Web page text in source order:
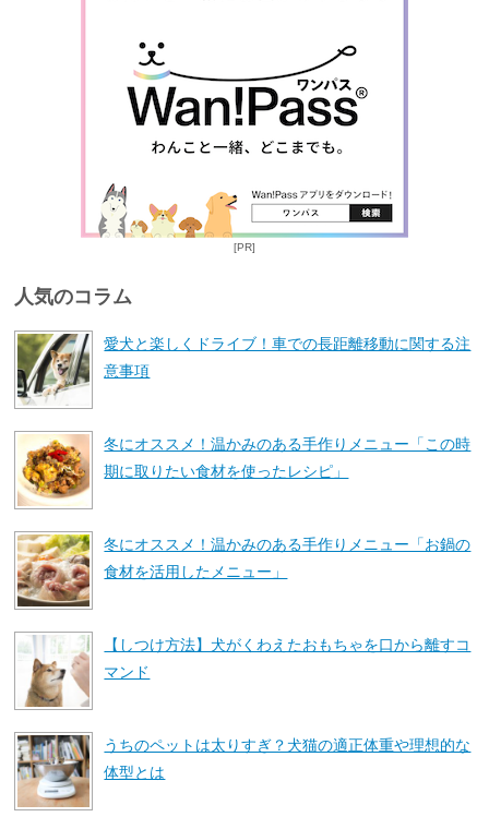
[PR]
人気のコラム
愛犬と楽しくドライブ！車での長距離移動に関する注
意事項
冬にオススメ！温かみのある手作りメニュー「この時
期に取りたい食材を使ったレシピ」
冬にオススメ！温かみのある手作りメニュー「お鍋の
食材を活用したメニュー」
【しつけ方法】犬がくわえたおもちゃを口から離すコ
マンド
うちのペットは太りすぎ？犬猫の適正体重や理想的な
体型とは